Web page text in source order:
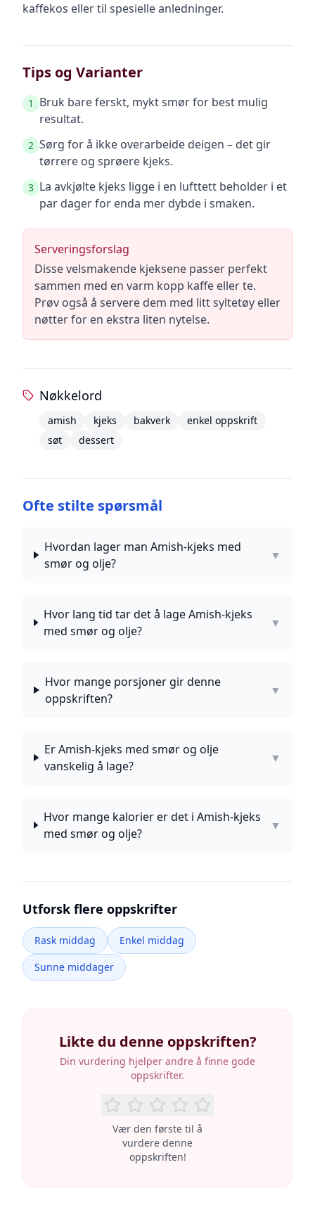
kaffekos eller til spesielle anledninger.
Tips og Varianter
1
Bruk bare ferskt, mykt smør for best mulig
resultat.
2 Sørg for å ikke overarbeide deigen – det gir
tørrere og sprøere kjeks.
3 La avkjølte kjeks ligge i en lufttett beholder i et
par dager for enda mer dybde i smaken.
Serveringsforslag
Disse velsmakende kjeksene passer perfekt
sammen med en varm kopp kaffe eller te.
Prøv også å servere dem med litt syltetøy eller
nøtter for en ekstra liten nytelse.
Nøkkelord
amish kjeks bakverk
enkel oppskrift
søt
dessert
Ofte stilte spørsmål
Hvordan lager man Amish-kjeks med
smør og olje?
▼
Hvor lang tid tar det å lage Amish-kjeks
med smør og olje?
▼
Hvor mange porsjoner gir denne
oppskriften?
▼
Er Amish-kjeks med smør og olje
vanskelig å lage?
▼
Hvor mange kalorier er det i Amish-kjeks
med smør og olje?
▼
Utforsk flere oppskrifter
Rask middag
Enkel middag
Sunne middager
Likte du denne oppskriften?
Din vurdering hjelper andre å finne gode
oppskrifter.
Vær den første til å
vurdere denne
oppskriften!